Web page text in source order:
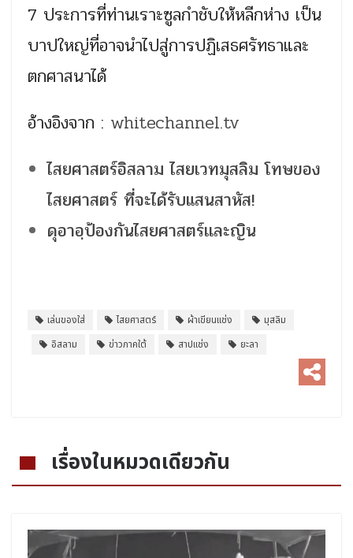
7 ประการที่ท่านเราะซูลกำชับให้หลีกห่าง เป็น
บาปใหญ่ที่อาจนำไปสู่การปฏิเสธศรัทธาและ
ตกศาสนาได้
อ้างอิงจาก : whitechannel.tv
ไสยศาสตร์อิสลาม ไสยเวทมุสลิม โทษของ
ไสยศาสตร์ ที่จะได้รับแสนสาหัส!
ดุอาอฺป้องกันไสยศาสตร์เเละญิน
เล่นของใส่ ไสยศาสตร์ ผ้าเขียนแช่ง
มุสลิม
อิสลาม
ข่าวภาคใต้ สาปแช่ง ยะลา
เรื่องในหมวดเดียวกัน